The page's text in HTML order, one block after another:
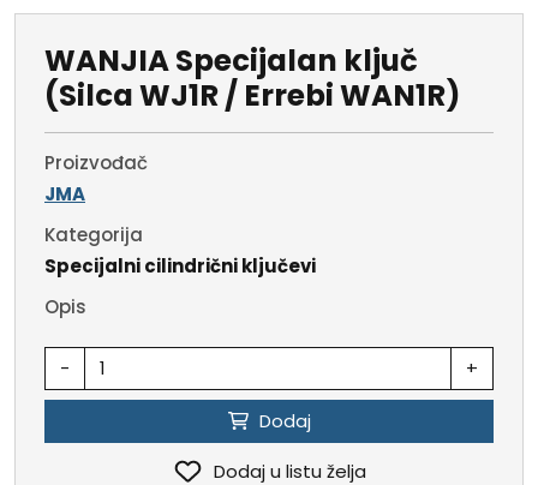
WANJIA Specijalan ključ
(Silca WJ1R / Errebi WAN1R)
Proizvođač
JMA
Kategorija
Specijalni cilindrični ključevi
Opis
- +
Dodaj
Dodaj u listu želja